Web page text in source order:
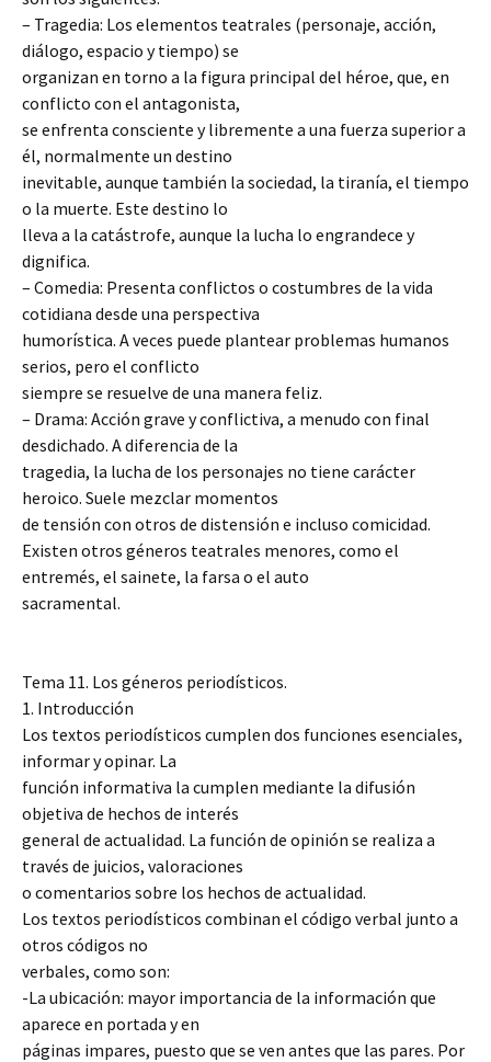
– Tragedia: Los elementos teatrales (personaje, acción,
diálogo, espacio y tiempo) se
organizan en torno a la figura principal del héroe, que, en
conflicto con el antagonista,
se enfrenta consciente y libremente a una fuerza superior a
él, normalmente un destino
inevitable, aunque también la sociedad, la tiranía, el tiempo
o la muerte. Este destino lo
lleva a la catástrofe, aunque la lucha lo engrandece y
dignifica.
– Comedia: Presenta conflictos o costumbres de la vida
cotidiana desde una perspectiva
humorística. A veces puede plantear problemas humanos
serios, pero el conflicto
siempre se resuelve de una manera feliz.
– Drama: Acción grave y conflictiva, a menudo con final
desdichado. A diferencia de la
tragedia, la lucha de los personajes no tiene carácter
heroico. Suele mezclar momentos
de tensión con otros de distensión e incluso comicidad.
Existen otros géneros teatrales menores, como el
entremés, el sainete, la farsa o el auto
sacramental.
Tema 11. Los géneros periodísticos.
1. Introducción
Los textos periodísticos cumplen dos funciones esenciales,
informar y opinar. La
función informativa la cumplen mediante la difusión
objetiva de hechos de interés
general de actualidad. La función de opinión se realiza a
través de juicios, valoraciones
o comentarios sobre los hechos de actualidad.
Los textos periodísticos combinan el código verbal junto a
otros códigos no
verbales, como son:
-La ubicación: mayor importancia de la información que
aparece en portada y en
páginas impares, puesto que se ven antes que las pares. Por